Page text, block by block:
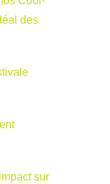
des
sur